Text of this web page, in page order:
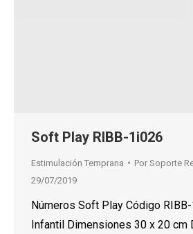
Soft Play RIBB-1i026
Estimulación Temprana Por Soporte
29/07/2019
Números Soft Play Código
Infantil Dimensiones 30 x 20 cm